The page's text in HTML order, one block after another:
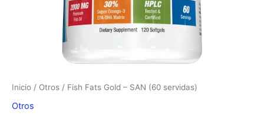
Inicio / Otros / Fish Fats Gold – SAN (60 servidas)
Otros